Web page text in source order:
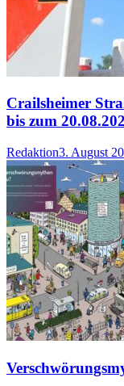
Crailsheimer
bis zum
Redaktion3. August